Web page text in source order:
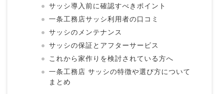
サッシ導入前に確認すべきポイント
一条工務店サッシ利用者の口コミ
サッシのメンテナンス
サッシの保証とアフターサービス
これから家作りを検討されている方へ
一条工務店 サッシの特徴や選び方について
まとめ